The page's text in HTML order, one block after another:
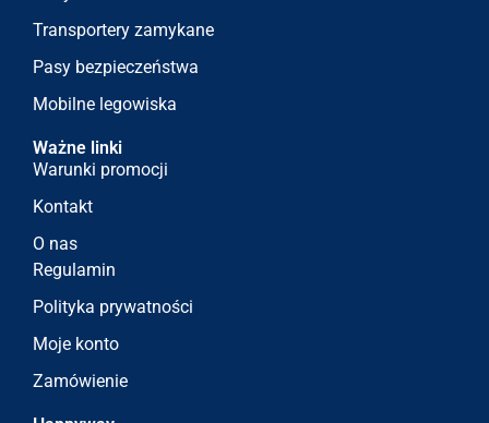
Transportery zamykane
Pasy bezpieczeństwa
Mobilne legowiska
Ważne linki
Warunki promocji
Kontakt
O nas
Regulamin
Polityka prywatności
Moje konto
Zamówienie